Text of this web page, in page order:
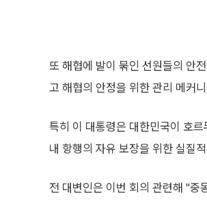
또 해협에 발이 묶인 선원들의 안
고 해협의 안정을 위한 관리 메커
특히 이 대통령은 대한민국이 호
내 항행의 자유 보장을 위한 실질
전 대변인은 이번 회의 관련해 "중